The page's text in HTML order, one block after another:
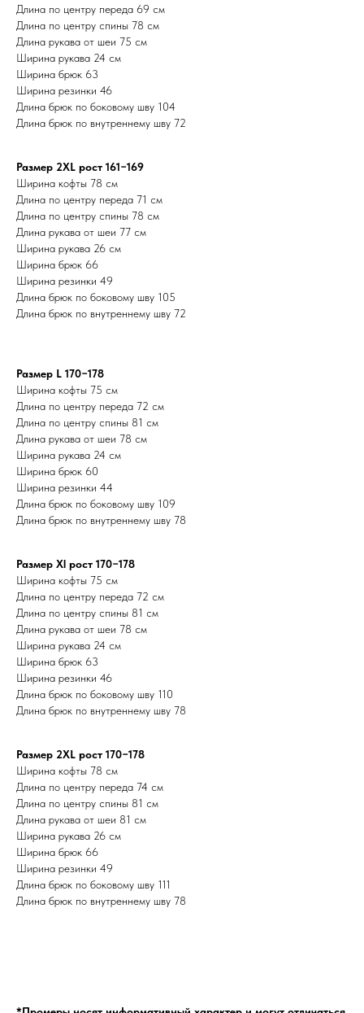
Длина по центру переда 69 см
Длина по центру спины 78 см
Длина рукава от шеи 75 см
Ширина рукава 24 см
Ширина брюк 63
Ширина резинки 46
Длина брюк по боковому шву 104
Длина брюк по внутреннему шву 72
Размер 2ХL рост 161−169
Ширина кофты 78 см
Длина по центру переда 71 см
Длина по центру спины 78 см
Длина рукава от шеи 77 см
Ширина рукава 26 см
Ширина брюк 66
Ширина резинки 49
Длина брюк по боковому шву 105
Длина брюк по внутреннему шву 72
Размер L 170−178
Ширина кофты 75 см
Длина по центру переда 72 см
Длина по центру спины 81 см
Длина рукава от шеи 78 см
Ширина рукава 24 см
Ширина брюк 60
Ширина резинки 44
Длина брюк по боковому шву 109
Длина брюк по внутреннему шву 78
Размер Xl рост 170−178
Ширина кофты 75 см
Длина по центру переда 72 см
Длина по центру спины 81 см
Длина рукава от шеи 78 см
Ширина рукава 24 см
Ширина брюк 63
Ширина резинки 46
Длина брюк по боковому шву 110
Длина брюк по внутреннему шву 78
Размер 2ХL рост 170−178
Ширина кофты 78 см
Длина по центру переда 74 см
Длина по центру спины 81 см
Длина рукава от шеи 81 см
Ширина рукава 26 см
Ширина брюк 66
Ширина резинки 49
Длина брюк по боковому шву 111
Длина брюк по внутреннему шву 78